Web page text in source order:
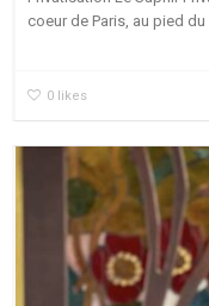
coeur de Paris, au pied
0 likes